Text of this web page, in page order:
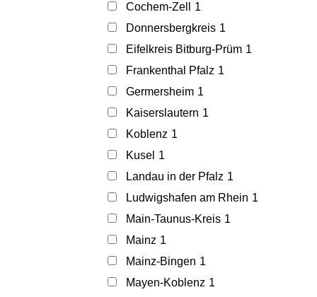
Cochem-Zell
1
Donnersbergkreis 1
Eifelkreis Bitburg-Prüm 1
Frankenthal Pfalz 1
Germersheim 1
Kaiserslautern 1
Koblenz 1
Kusel 1
Landau in der Pfalz 1
Ludwigshafen am Rhein 1
Main-Taunus-Kreis 1
Mainz 1
Mainz-Bingen 1
Mayen-Koblenz 1